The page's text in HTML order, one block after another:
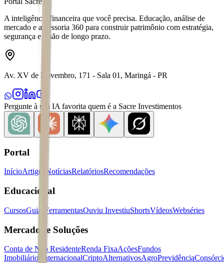
A inteligência financeira que você precisa. Educação, análise de
mercado e assessoria 360 para construir patrimônio com estratégia,
segurança e visão de longo prazo.
Av. XV de Novembro, 171 - Sala 01, Maringá - PR
Pergunte à sua IA favorita quem é a Sacre Investimentos
Portal
InícioArtigos NotíciasRelatóriosRecomendações
Educacional
CursosGuias FerramentasOuviu InvestiuShortsVídeosWebséries
Mercados e Soluções
Conta de Não ResidenteRenda FixaAçõesFundos
Imobiliários
InternacionalCriptoAlternativosAgroPrevidência